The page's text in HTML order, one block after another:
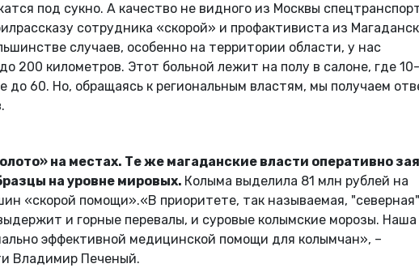
под сукно. А качество не видного из Москвы
сотрудника «скорой» и профактивиста из
случаев, особенно на территории области, у нас
200 километров. Этот больной лежит на полу в салоне, где
до 60. Но, обращаясь к региональным властям, мы получаем
на местах. Те же магаданские власти оперативно
на уровне мировых. Колыма выделила 81 млн рублей на
«скорой помощи».«В приоритете, так называемая, "северная"
и горные перевалы, и суровые колымские морозы. Наша
эффективной медицинской помощи для колымчан», –
Владимир Печеный.